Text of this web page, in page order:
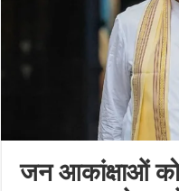
जन आकांक्षाओं